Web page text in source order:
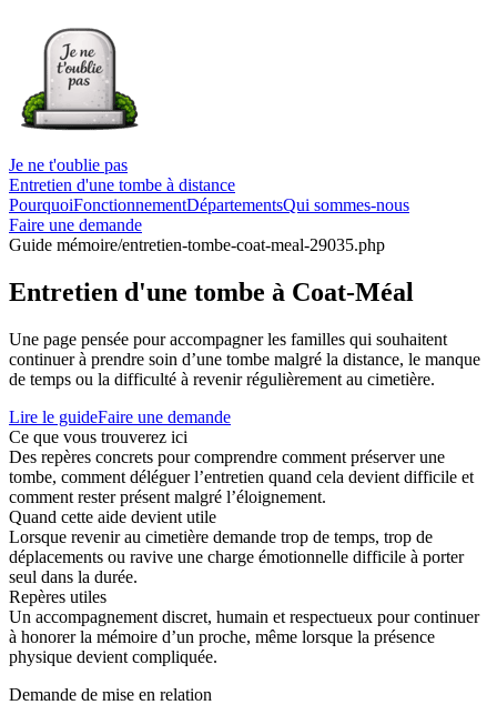
Je ne t'oublie pas
Entretien d'une tombe à distance
PourquoiFonctionnementDépartementsQui sommes-nous
Faire une demande
Guide mémoire/entretien-tombe-coat-meal-29035.php
Entretien d'une tombe à Coat-Méal
Une page pensée pour accompagner les familles qui souhaitent
continuer à prendre soin d’une tombe malgré la distance, le manque
de temps ou la difficulté à revenir régulièrement au cimetière.
Lire le guideFaire une demande
Ce que vous trouverez ici
Des repères concrets pour comprendre comment préserver une
tombe, comment déléguer l’entretien quand cela devient difficile et
comment rester présent malgré l’éloignement.
Quand cette aide devient utile
Lorsque revenir au cimetière demande trop de temps, trop de
déplacements ou ravive une charge émotionnelle difficile à porter
seul dans la durée.
Repères utiles
Un accompagnement discret, humain et respectueux pour continuer
à honorer la mémoire d’un proche, même lorsque la présence
physique devient compliquée.
Demande de mise en relation